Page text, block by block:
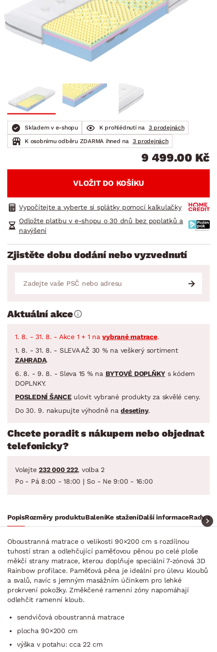
Skladem v e-shopu K prohlédnutí na
3 prodejnách
K osobnímu odběru ZDARMA ihned na
3 prodejnách
9 499.00 Kč
VLOŽIT DO KOŠÍKU
Vypočítejte a vyberte si splátky pomocí kalkulačky
Odložte platbu v e-shopu o 30 dnů bez poplatků a
navýšení
Zjistěte dobu dodání nebo vyzvednutí
Aktuální akce
1. 8. - 31. 8. - Akce 1 + 1 navybrané matrace.
1. 8. - 31. 8. - SLEVA AŽ 30 % na veškerý sortiment
ZAHRADA.
6. 8. - 9. 8. - Sleva 15 % na BYTOVÉ DOPLŇKY s kódem
DOPLNKY.
POSLEDNÍ ŠANCEulovit vybrané produkty za skvělé ceny.
Do 30. 9. nakupujte výhodně nadesetiny.
Chcete poradit s nákupem nebo objednat
telefonicky?
Volejte 232 000 222, volba 2
Po - Pá 8:00 - 18:00 | So - Ne 9:00 - 16:00
PopisRozměry produktuBaleníKe staženíDalší informaceRady a
Oboustranná matrace o velikosti 90×200 cm s rozdílnou
tuhostí stran a odlehčující paměťovou pěnou po celé ploše
měkčí strany matrace, kterou doplňuje speciální 7-zónová 3D
Rainbow profilace. Paměťová pěna je ideální pro úlevu kloubů
a svalů, navíc s jemným masážním účinkem pro lehké
prokrvení pokožky. Změkčené ramenní zóny napomáhají
odlehčit ramenní kloub.
sendvičová oboustranná matrace
plocha 90×200 cm
výška v potahu: cca 22 cm